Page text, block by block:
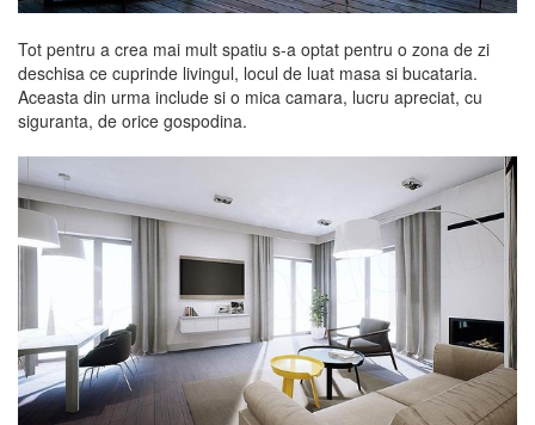
Tot pentru a crea mai mult spatiu s-a optat pentru o zona de zi
deschisa ce cuprinde livingul, locul de luat masa si bucataria.
Aceasta din urma include si o mica camara, lucru apreciat, cu
siguranta, de orice gospodina.